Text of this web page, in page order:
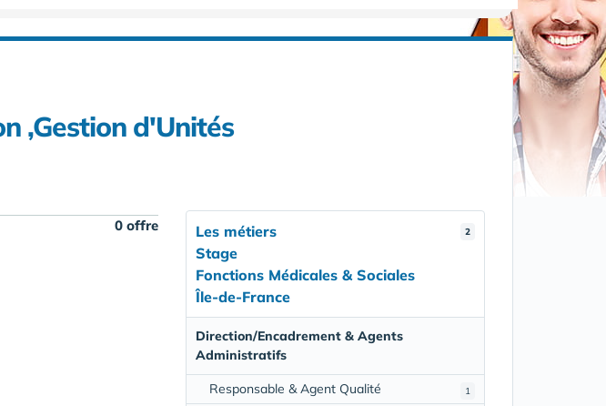
,Gestion d'Unités
0 offre 2
Les métiers
Stage
Fonctions Médicales & Sociales
Île-de-France
Direction/Encadrement & Agents
Administratifs
1
Responsable & Agent Qualité